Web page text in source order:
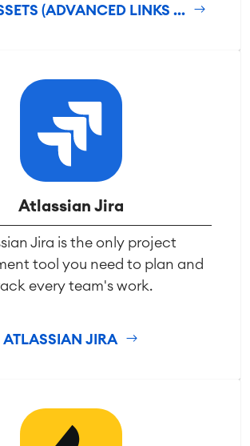
(ADVANCED LINKS ...
Atlassian Jira
Jira is the only project
tool you need to plan and
every team's work.
ATLASSIAN JIRA